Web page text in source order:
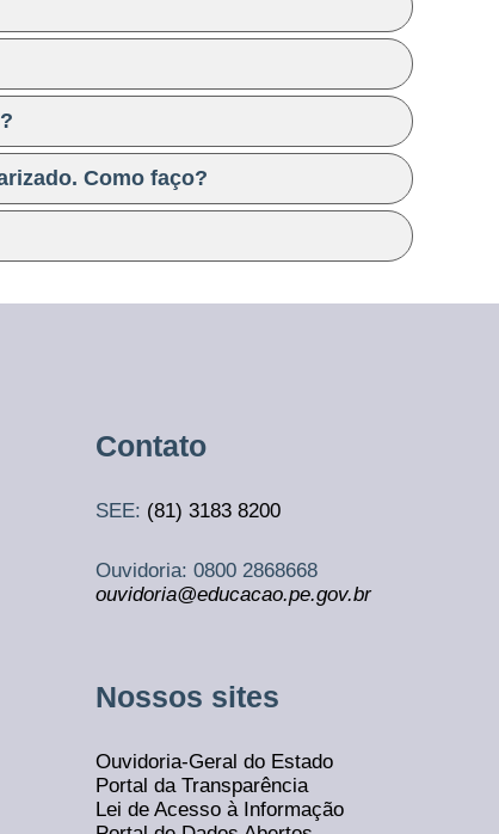
Como faço?
Contato
SEE: (81)3183 8200
Ouvidoria: 0800 2868668
ouvidoria@educacao.pe.gov.br
Nossos sites
Ouvidoria-Geral do Estado
Portal da Transparência
Lei de Acesso à Informação